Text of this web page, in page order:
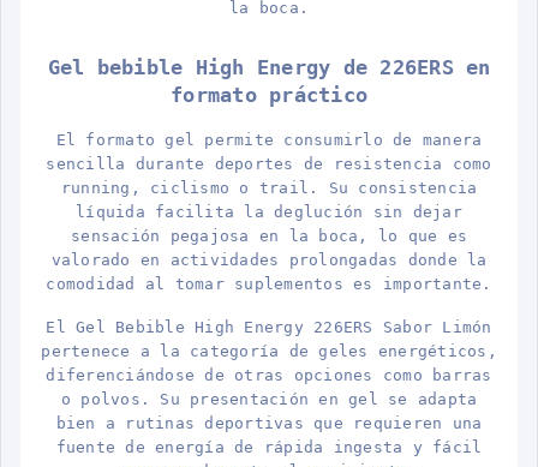
la boca.
Gel bebible High Energy de 226ERS en
formato práctico
El formato gel permite consumirlo de manera
sencilla durante deportes de resistencia como
running, ciclismo o trail. Su consistencia
líquida facilita la deglución sin dejar
sensación pegajosa en la boca, lo que es
valorado en actividades prolongadas donde la
comodidad al tomar suplementos es importante.
El Gel Bebible High Energy 226ERS Sabor Limón
pertenece a la categoría de geles energéticos,
diferenciándose de otras opciones como barras
o polvos. Su presentación en gel se adapta
bien a rutinas deportivas que requieren una
fuente de energía de rápida ingesta y fácil